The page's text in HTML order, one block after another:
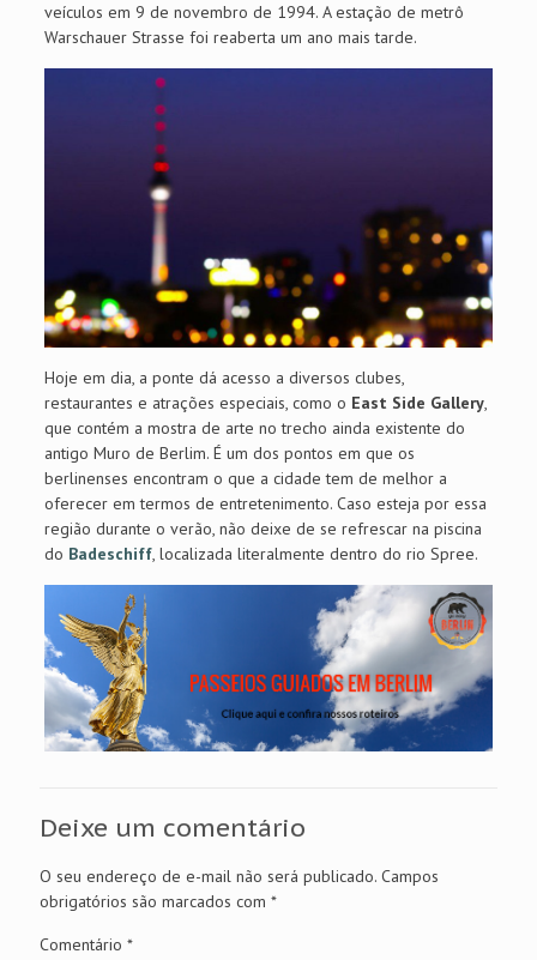
veículos em 9 de novembro de 1994. A estação de metrô
Warschauer Strasse foi reaberta um ano mais tarde.
Hoje em dia, a ponte dá acesso a diversos clubes,
restaurantes e atrações especiais, como o East Side Gallery,
que contém a mostra de arte no trecho ainda existente do
antigo Muro de Berlim. É um dos pontos em que os
berlinenses encontram o que a cidade tem de melhor a
oferecer em termos de entretenimento. Caso esteja por essa
região durante o verão, não deixe de se refrescar na piscina
do Badeschiff, localizada literalmente dentro do rio Spree.
Deixe um comentário
O seu endereço de e-mail não será publicado. Campos
obrigatórios são marcados com *
Comentário *